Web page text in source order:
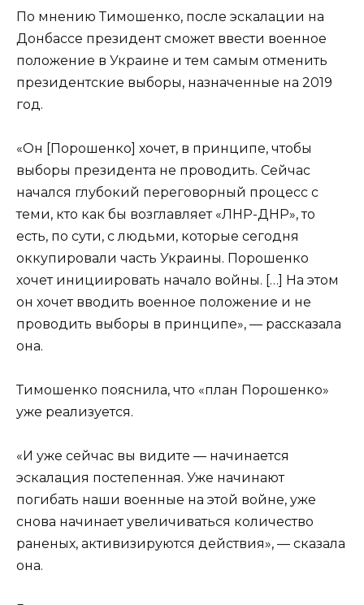
По мнению Тимошенко, после эскалации на
Донбассе президент сможет ввести военное
положение в Украине и тем самым отменить
президентские выборы, назначенные на 2019
год.
«Он [Порошенко] хочет, в принципе, чтобы
выборы президента не проводить. Сейчас
начался глубокий переговорный процесс с
теми, кто как бы возглавляет «ЛНР-ДНР», то
есть, по сути, с людьми, которые сегодня
оккупировали часть Украины. Порошенко
хочет инициировать начало войны. […] На этом
он хочет вводить военное положение и не
проводить выборы в принципе», — рассказала
она.
Тимошенко пояснила, что «план Порошенко»
уже реализуется.
«И уже сейчас вы видите — начинается
эскалация постепенная. Уже начинают
погибать наши военные на этой войне, уже
снова начинает увеличиваться количество
раненых, активизируются действия», — сказала
она.